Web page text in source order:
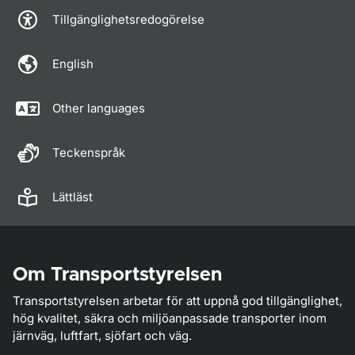
Tillgänglighetsredogörelse
English
Other languages
Teckenspråk
Lättläst
Om Transportstyrelsen
Transportstyrelsen arbetar för att uppnå god tillgänglighet,
hög kvalitet, säkra och miljöanpassade transporter inom
järnväg, luftfart, sjöfart och väg.